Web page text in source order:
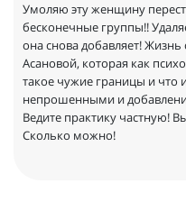
Умоляю эту женщину
бесконечные группы!!
она снова добавляет!
Асановой, которая как
такое чужие границы и что
непрошенными и
Ведите практику частную!
Сколько можно!